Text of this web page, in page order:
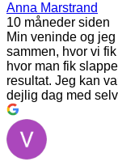
Anna Marstrand
10 måneder siden
Min veninde og
sammen, hvor vi
hvor man fik
resultat. Jeg kan
dejlig dag med